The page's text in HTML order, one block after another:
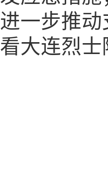
进一步推
看大连烈